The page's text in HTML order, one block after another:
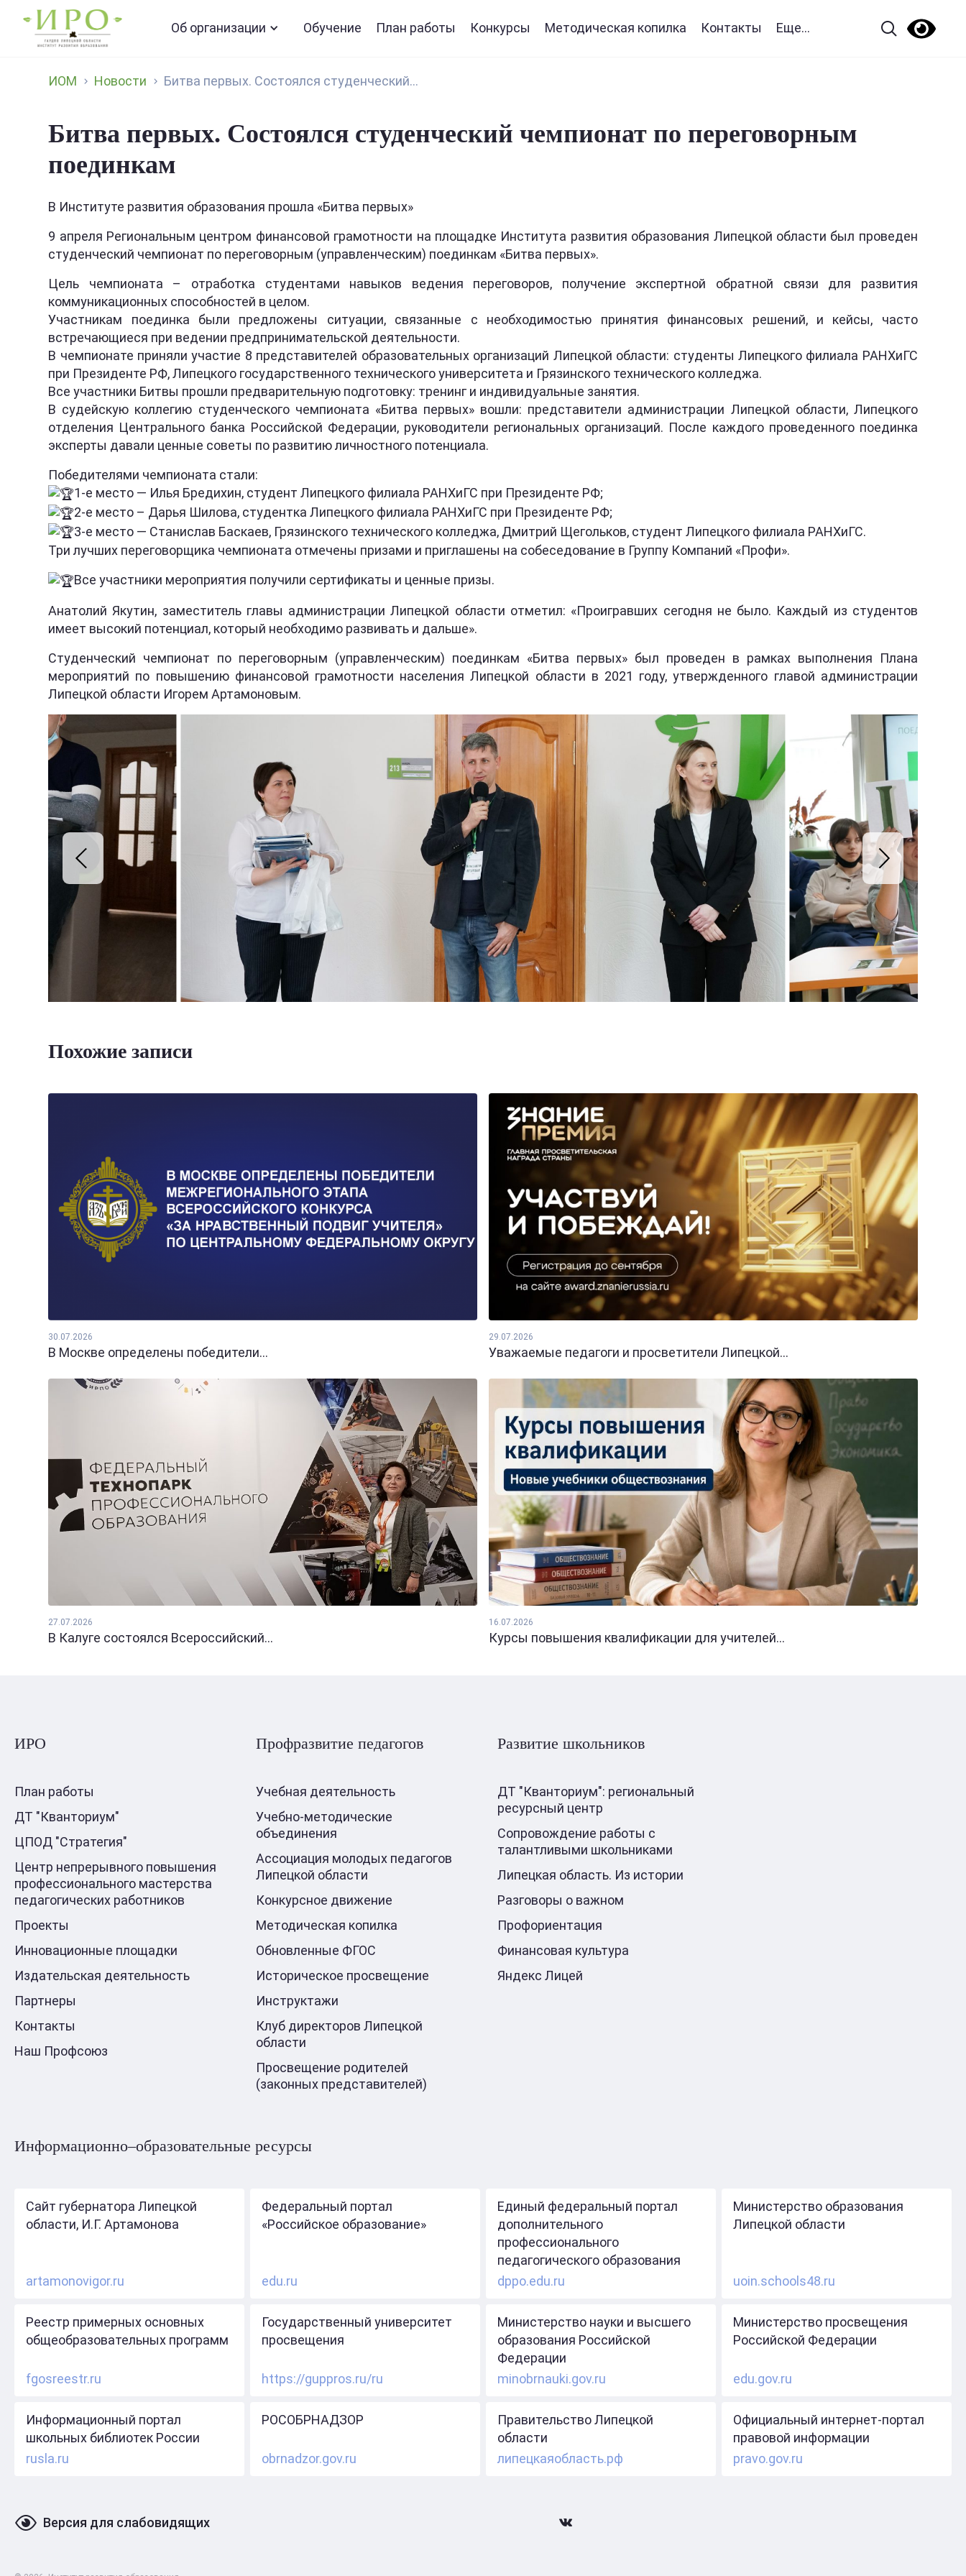
Об организации Обучение План работы Конкурсы Методическая копилка Контакты Еще...
ИОМ Новости Битва первых. Состоялся студенческий...
Битва первых. Состоялся студенческий чемпионат по переговорным
поединкам
В Институте развития образования прошла «Битва первых»
9 апреля Региональным центром финансовой грамотности на площадке Института развития образования Липецкой области был проведен
студенческий чемпионат по переговорным (управленческим) поединкам «Битва первых».
Цель чемпионата – отработка студентами навыков ведения переговоров, получение экспертной обратной связи для развития
коммуникационных способностей в целом.
Участникам поединка были предложены ситуации, связанные с необходимостью принятия финансовых решений, и кейсы, часто
встречающиеся при ведении предпринимательской деятельности.
В чемпионате приняли участие 8 представителей образовательных организаций Липецкой области: студенты Липецкого филиала РАНХиГС
при Президенте РФ, Липецкого государственного технического университета и Грязинского технического колледжа.
Все участники Битвы прошли предварительную подготовку: тренинг и индивидуальные занятия.
В судейскую коллегию студенческого чемпионата «Битва первых» вошли: представители администрации Липецкой области, Липецкого
отделения Центрального банка Российской Федерации, руководители региональных организаций. После каждого проведенного поединка
эксперты давали ценные советы по развитию личностного потенциала.
Победителями чемпионата стали:
1-е место — Илья Бредихин, студент Липецкого филиала РАНХиГС при Президенте РФ;
2-е место – Дарья Шилова, студентка Липецкого филиала РАНХиГС при Президенте РФ;
3-е место — Станислав Баскаев, Грязинского технического колледжа, Дмитрий Щегольков, студент Липецкого филиала РАНХиГС.
Три лучших переговорщика чемпионата отмечены призами и приглашены на собеседование в Группу Компаний «Профи».
Все участники мероприятия получили сертификаты и ценные призы.
Анатолий Якутин, заместитель главы администрации Липецкой области отметил: «Проигравших сегодня не было. Каждый из студентов
имеет высокий потенциал, который необходимо развивать и дальше».
Студенческий чемпионат по переговорным (управленческим) поединкам «Битва первых» был проведен в рамках выполнения Плана
мероприятий по повышению финансовой грамотности населения Липецкой области в 2021 году, утвержденного главой администрации
Липецкой области Игорем Артамоновым.
Похожие записи
30.07.2026
В Москве определены победители...
29.07.2026
Уважаемые педагоги и просветители Липецкой...
27.07.2026
В Калуге состоялся Всероссийский...
16.07.2026
Курсы повышения квалификации для учителей...
ИРО
План работы
ДТ "Кванториум"
ЦПОД "Стратегия"
Центр непрерывного повышения
профессионального мастерства
педагогических работников
Проекты
Инновационные площадки
Издательская деятельность
Партнеры
Контакты
Наш Профсоюз
Профразвитие педагогов
Учебная деятельность
Учебно-методические
объединения
Ассоциация молодых педагогов
Липецкой области
Конкурсное движение
Методическая копилка
Обновленные ФГОС
Историческое просвещение
Инструктажи
Клуб директоров Липецкой
области
Просвещение родителей
(законных представителей)
Развитие школьников
ДТ "Кванториум": региональный
ресурсный центр
Сопровождение работы с
талантливыми школьниками
Липецкая область. Из истории
Разговоры о важном
Профориентация
Финансовая культура
Яндекс Лицей
Информационно–образовательные ресурсы
Сайт губернатора Липецкой
области, И.Г. Артамонова
artamonovigor.ru
Федеральный портал
«Российское образование»
edu.ru
Единый федеральный портал
дополнительного
профессионального
педагогического образования
dppo.edu.ru
Министерство образования
Липецкой области
uoin.schools48.ru
Реестр примерных основных
общеобразовательных программ
fgosreestr.ru
Государственный университет
просвещения
https://guppros.ru/ru
Министерство науки и высшего
образования Российской
Федерации
minobrnauki.gov.ru
Министерство просвещения
Российской Федерации
edu.gov.ru
Информационный портал
школьных библиотек России
rusla.ru
РОСОБРНАДЗОР
obrnadzor.gov.ru
Правительство Липецкой
области
липецкаяобласть.рф
Официальный интернет-портал
правовой информации
pravo.gov.ru
Версия для слабовидящих